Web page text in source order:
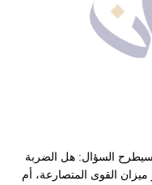
السؤال: هل الضربة
القوى المتصارعة، أم